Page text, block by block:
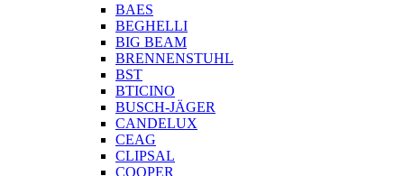
BAES
BEGHELLI
BIG BEAM
BRENNENSTUHL
BST
BTICINO
BUSCH-JÄGER
CANDELUX
CEAG
CLIPSAL
COOPER